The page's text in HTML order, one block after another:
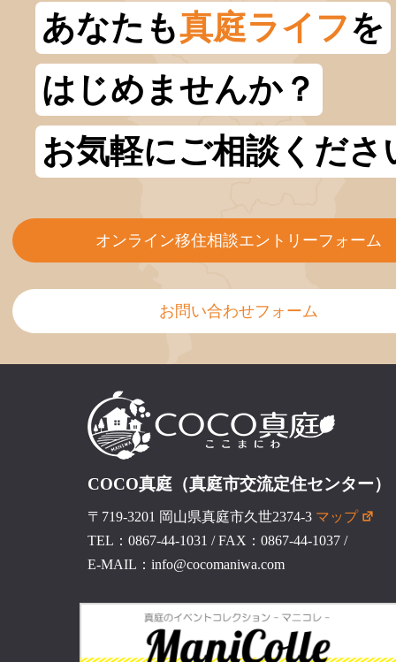
あなたも真庭ライフを
はじめませんか？
お気軽にご相談くださ
オンライン移住相談エントリーフォーム
お問い合わせフォーム
COCO真庭（真庭市交流定住センター）
〒719-3201 岡山県真庭市久世2374-3 マップ
TEL：0867-44-1031 /FAX：0867-44-1037/
E-MAIL：info@cocomaniwa.com